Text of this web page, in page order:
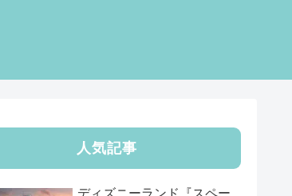
人気記事
ディズニーランド『スペー